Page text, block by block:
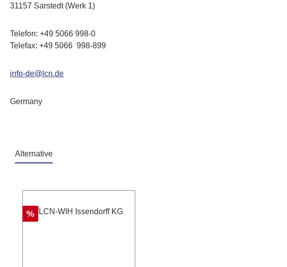
31157 Sarstedt (Werk 1)
Telefon: +49 5066 998-0
Telefax: +49 5066 998-899
info-de@lcn.de
Germany
Alternative
Réduction
%